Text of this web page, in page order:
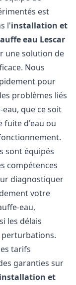
est
l'installation et
eau Lescar
une solution de
Nous
pour
problèmes liés
que ce soit
fuite d'eau ou
sont équipés
compétences
diagnostiquer
votre
eau,
les délais
tarifs
garanties sur
installation et